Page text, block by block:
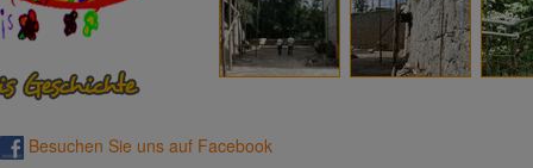
Besuchen Sie uns auf Facebook